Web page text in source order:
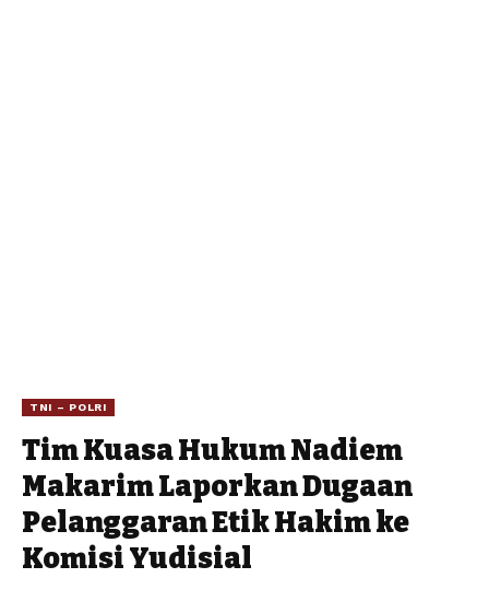
TNI – POLRI
Tim Kuasa Hukum Nadiem
Makarim Laporkan Dugaan
Pelanggaran Etik Hakim ke
Komisi Yudisial